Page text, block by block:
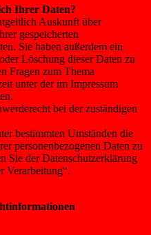
Ihrer Daten?
Auskunft über
gespeicherten
Sie haben außerdem ein
Löschung dieser Daten zu
Fragen zum Thema
unter der im Impressum
bei der zuständigen
bestimmten Umständen die
personenbezogenen Daten zu
Sie der Datenschutzerklärung
Verarbeitung“.